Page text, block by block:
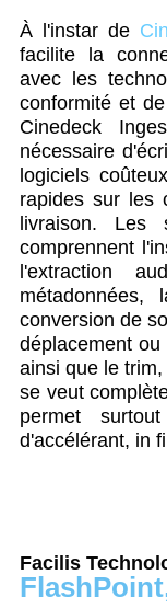
À l'instar de
facilite la
avec les
conformité et
Cinedeck
nécessaire
logiciels
rapides sur les
livraison. Les
comprennent
l'extraction
métadonnées,
conversion de
déplacement
ainsi que le
se veut
permet
d'accélérant, in
Facilis